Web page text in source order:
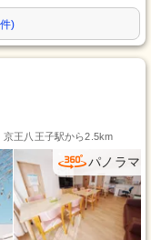
)
王八王子駅から2.5km
パノラマ